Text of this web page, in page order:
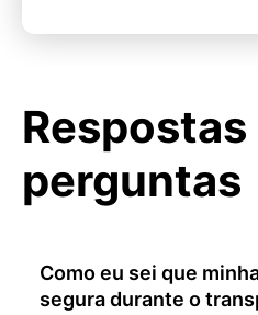
Respostas
perguntas
Como eu sei que
segura durante o